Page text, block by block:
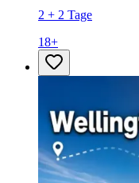
2 + 2 Tage
18+